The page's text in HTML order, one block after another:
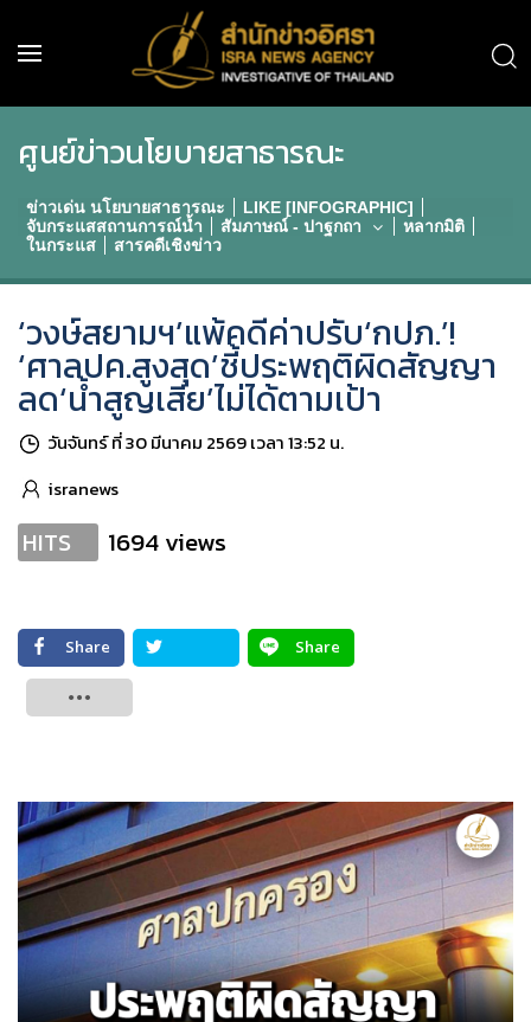
ศูนย์ข่าวนโยบายสาธารณะ
ข่าวเด่น นโยบายสาธารณะ
LIKE [INFOGRAPHIC]
จับกระแสสถานการณ์น้ำ
สัมภาษณ์ - ปาฐกถา
หลากมิติ
ในกระแส
สารคดีเชิงข่าว
‘วงษ์สยามฯ’แพ้คดีค่าปรับ‘กปภ.’!
‘ศาลปค.สูงสุด’ชี้ประพฤติผิดสัญญา
ลด‘น้ำสูญเสีย’ไม่ได้ตามเป้า
วันจันทร์ ที่ 30 มีนาคม 2569 เวลา 13:52 น.
isranews
HITS 1694 views
Share
Share